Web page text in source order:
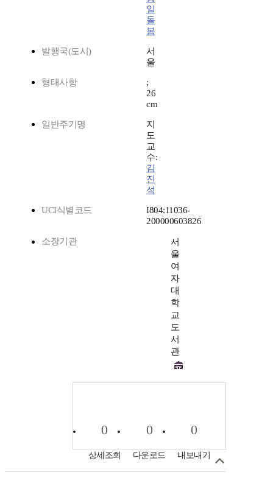
일
돌
봄
발행국(도시)
서
울
형태사항
;
26
cm
일반주기명
지
도
교
수:
김
진
석
UCI식별코드
I804:11036-
200000603826
소장기관
서
울
여
자
대
학
교
도
서
관
0
상세조회
0
다운로드
0
내보내기